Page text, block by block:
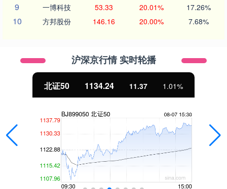
9 一博科技 53.33 20.01% 17.26%
10 方邦股份 146.16 20.00% 7.68%
沪深京行情 实时轮播
北证50 1134.24 11.37 1.01%